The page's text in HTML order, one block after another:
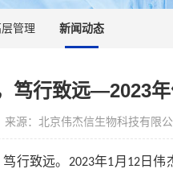
管理 新闻动态
笃行致远—2023
来源：北京伟杰信生物科技有限
行致远。 2023年1月12日